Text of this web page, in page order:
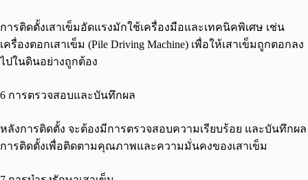
การติดตั้งเสาเข็มอัดแรงมักใช้เครื่องมือและเทคนิคพิเศษ เช่น
เครื่องตอกเสาเข็ม (Pile Driving Machine) เพื่อให้เสาเข็มถูกตอกลง
ไปในดินอย่างถูกต้อง
6 การตรวจสอบและบันทึกผล
หลังการติดตั้ง จะต้องมีการตรวจสอบความเรียบร้อย และบันทึกผล
การติดตั้งเพื่อติดตามคุณภาพและความมั่นคงของเสาเข็ม